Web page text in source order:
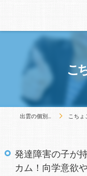
こ
出雲の個別指導塾ARCA12 こちょこちょ心
発達障害の子が
カム！向学意欲